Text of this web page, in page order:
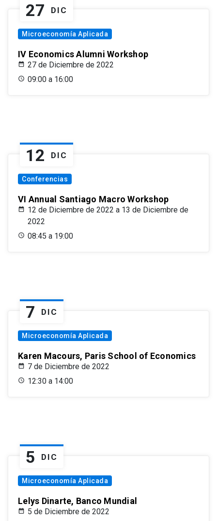
27 DIC
Microeconomía Aplicada
IV Economics Alumni Workshop
27 de Diciembre de 2022
09:00 a 16:00
12 DIC
Conferencias
VI Annual Santiago Macro Workshop
12 de Diciembre de 2022 a 13 de Diciembre de
2022
08:45 a 19:00
7 DIC
Microeconomía Aplicada
Karen Macours, Paris School of Economics
7 de Diciembre de 2022
12:30 a 14:00
5 DIC
Microeconomía Aplicada
Lelys Dinarte, Banco Mundial
5 de Diciembre de 2022